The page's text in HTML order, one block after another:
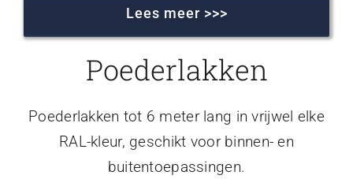
Lees meer >>>
Poederlakken
Poederlakken tot 6 meter lang in vrijwel elke
RAL-kleur, geschikt voor binnen- en
buitentoepassingen.